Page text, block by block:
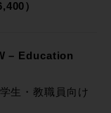
）
– Education
生・教職員向け